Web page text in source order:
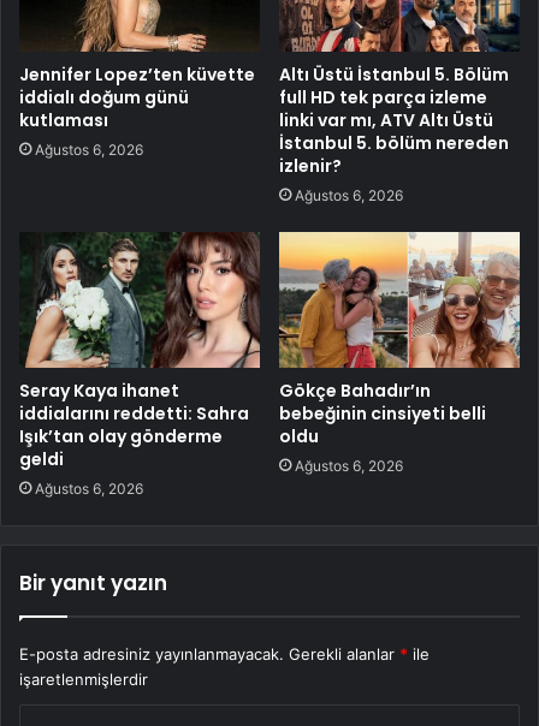
Jennifer Lopez’ten küvette
iddialı doğum günü
kutlaması
Ağustos 6, 2026
Altı Üstü İstanbul 5. Bölüm
full HD tek parça izleme
linki var mı, ATV Altı Üstü
İstanbul 5. bölüm nereden
izlenir?
Ağustos 6, 2026
Seray Kaya ihanet
iddialarını reddetti: Sahra
Işık’tan olay gönderme
geldi
Ağustos 6, 2026
Gökçe Bahadır’ın
bebeğinin cinsiyeti belli
oldu
Ağustos 6, 2026
Bir yanıt yazın
E-posta adresiniz yayınlanmayacak. Gerekli alanlar * ile
işaretlenmişlerdir